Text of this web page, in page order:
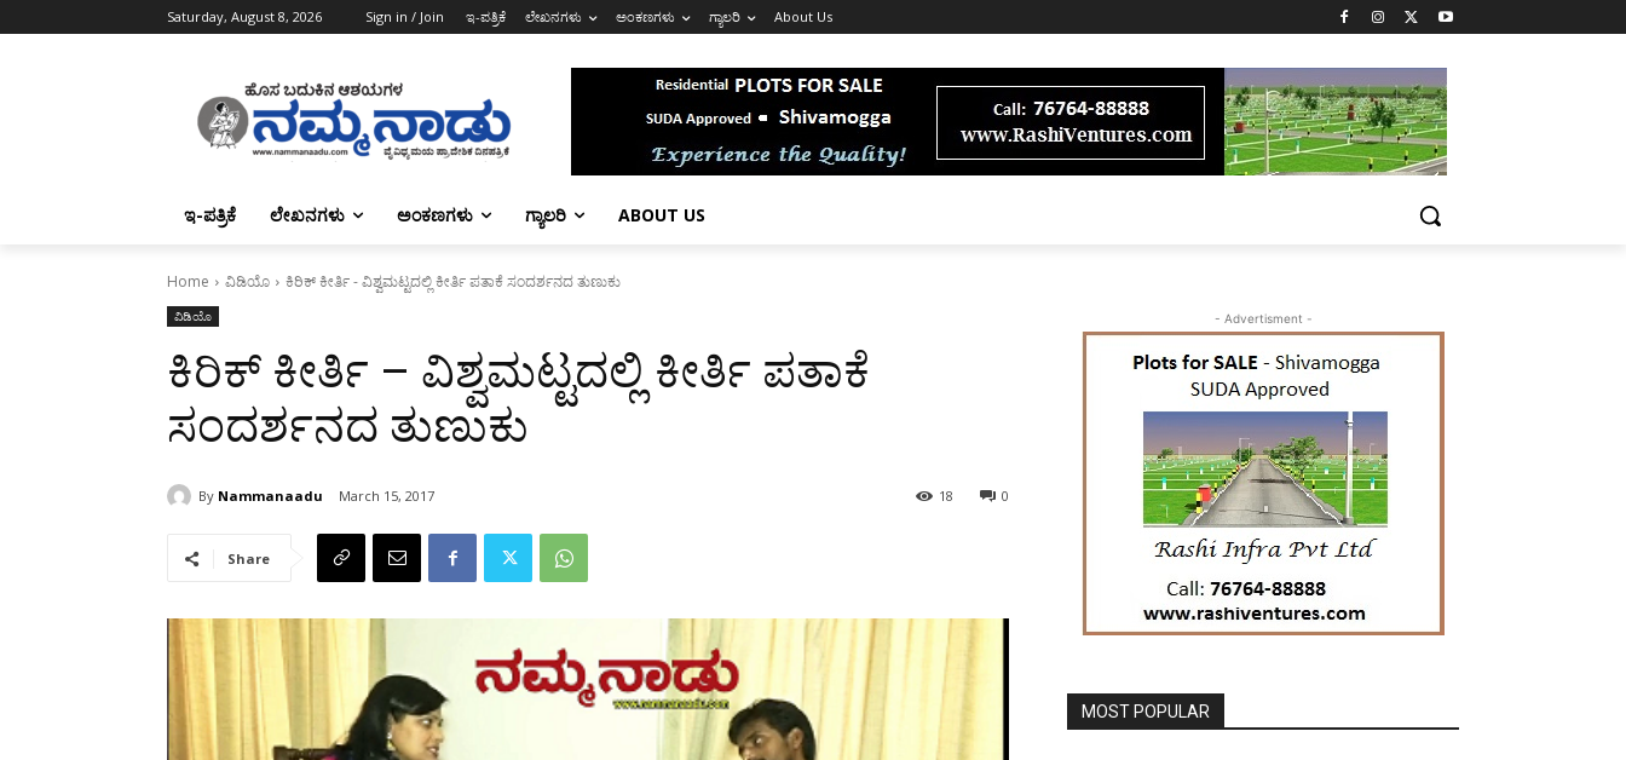
Saturday, August 8, 2026 Sign in / Join ಇ-ಪತ್ರಿಕೆ ಲೇಖನಗಳು ಅಂಕಣಗಳು ಗ್ಯಾಲರಿ About Us
ಇ-ಪತ್ರಿಕೆ ಲೇಖನಗಳು ಅಂಕಣಗಳು ಗ್ಯಾಲರಿ ABOUT US
Home ವಿಡಿಯೊ ಕಿರಿಕ್ ಕೀರ್ತಿ - ವಿಶ್ವಮಟ್ಟದಲ್ಲಿ ಕೀರ್ತಿ ಪತಾಕೆ ಸಂದರ್ಶನದ ತುಣುಕು
ವಿಡಿಯೊ
ಕಿರಿಕ್ ಕೀರ್ತಿ – ವಿಶ್ವಮಟ್ಟದಲ್ಲಿ ಕೀರ್ತಿ ಪತಾಕೆ
ಸಂದರ್ಶನದ ತುಣುಕು
By Nammanaadu March 15, 2017 0
18
Share
- Advertisment -
MOST POPULAR